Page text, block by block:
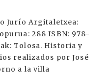
Jurío Argitaletxea:
288 ISBN: 978-
Tolosa. Historia y
realizados por José
a la villa